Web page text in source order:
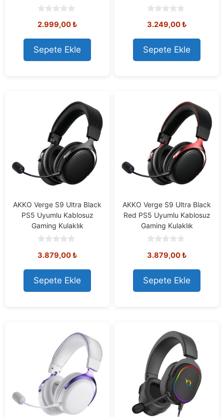
o
t
o
f
5
2.999,00₺
Sepete Ekle
o
t
o
f
5
3.249,00₺
Sepete Ekle
AKKO Verge S9 Ultra Black
PS5 Uyumlu Kablosuz
Gaming Kulaklık
o
t
o
f
5
3.879,00₺
Sepete Ekle
AKKO Verge S9 Ultra Black
Red PS5 Uyumlu Kablosuz
Gaming Kulaklık
o
t
o
f
5
3.879,00₺
Sepete Ekle